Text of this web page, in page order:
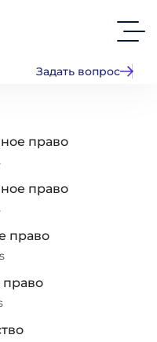
Задать вопрос
право
право
право
право